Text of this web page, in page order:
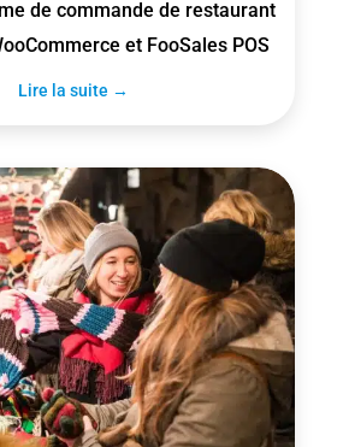
de commande de restaurant
et FooSales POS
Lire la suite →